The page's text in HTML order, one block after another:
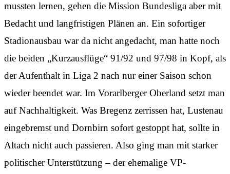
mussten lernen, gehen die Mission Bundesliga aber mit
Bedacht und langfristigen Plänen an. Ein sofortiger
Stadionausbau war da nicht angedacht, man hatte noch
die beiden „Kurzausflüge“ 91/92 und 97/98 in Kopf, als
der Aufenthalt in Liga 2 nach nur einer Saison schon
wieder beendet war. Im Vorarlberger Oberland setzt man
auf Nachhaltigkeit. Was Bregenz zerrissen hat, Lustenau
eingebremst und Dornbirn sofort gestoppt hat, sollte in
Altach nicht auch passieren. Also ging man mit starker
politischer Unterstützung – der ehemalige VP-